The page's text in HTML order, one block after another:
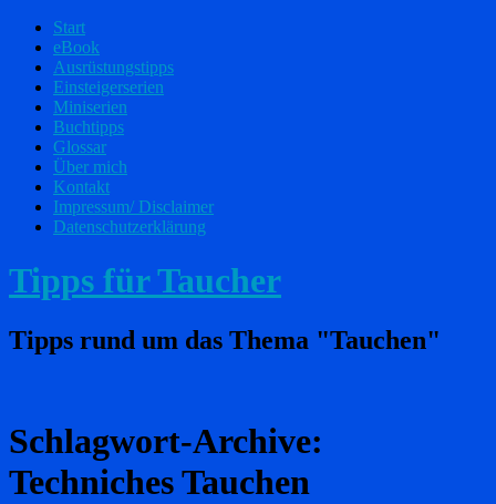
Start
eBook
Ausrüstungstipps
Einsteigerserien
Miniserien
Buchtipps
Glossar
Über mich
Kontakt
Impressum/ Disclaimer
Datenschutzerklärung
Tipps für Taucher
Tipps rund um das Thema "Tauchen"
Schlagwort-Archive:
Techniches Tauchen